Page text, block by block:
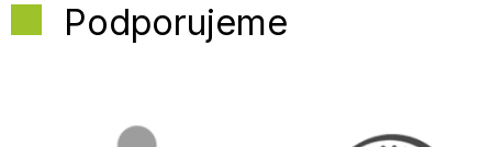
Podporujeme